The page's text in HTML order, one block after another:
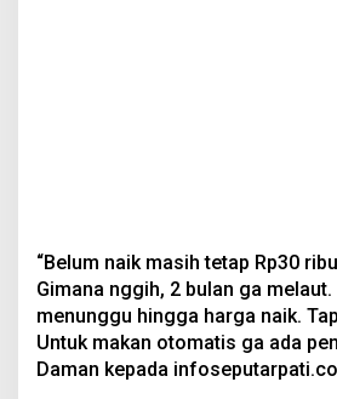
“Belum naik masih tetap Rp30
Gimana nggih, 2 bulan ga
menunggu hingga harga naik.
Untuk makan otomatis ga ada
Daman kepada